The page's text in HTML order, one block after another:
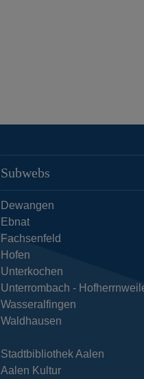
Subwebs
Dewangen
Ebnat
Fachsenfeld
Hofen
Unterkochen
Unterrombach -
Wasseralfingen
Waldhausen
Stadtbibliothek Aalen
Aalen Kultur